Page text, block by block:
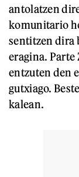
antolatzen
komunitario
sentitzen dira
eragina. Parte
entzuten den
gutxiago.
kalean.